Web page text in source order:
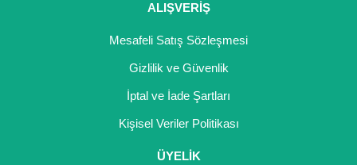
ALIŞVERİŞ
Mesafeli Satış Sözleşmesi
Gizlilik ve Güvenlik
İptal ve İade Şartları
Kişisel Veriler Politikası
ÜYELİK